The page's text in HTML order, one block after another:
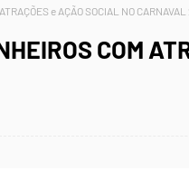
e AÇÃO SOCIAL NO
COM